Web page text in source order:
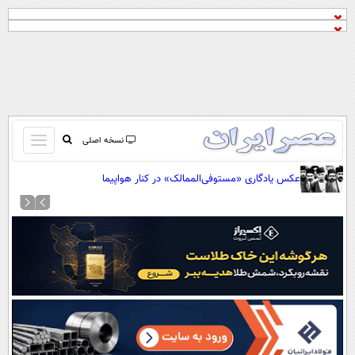
نسخه اصلی
باز
و
کردن
صفحه اول
آرشیو
نظرسنجی
آب و هوا
اوقات شرعی
سواد زندگی
عکس یادگاری «مستوفی‌الممالک» در کنار هواپیما